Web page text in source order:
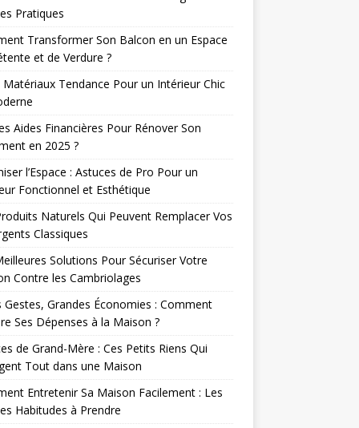
Pratiques
Transformer Son Balcon en un Espace
et de Verdure ?
Matériaux Tendance Pour un Intérieur Chic
Aides Financières Pour Rénover Son
en 2025 ?
l’Espace : Astuces de Pro Pour un
Fonctionnel et Esthétique
Naturels Qui Peuvent Remplacer Vos
Classiques
Solutions Pour Sécuriser Votre
Contre les Cambriolages
Gestes, Grandes Économies : Comment
Ses Dépenses à la Maison ?
de Grand-Mère : Ces Petits Riens Qui
Tout dans une Maison
Entretenir Sa Maison Facilement : Les
Habitudes à Prendre